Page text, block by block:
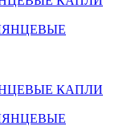
КАПЛИ